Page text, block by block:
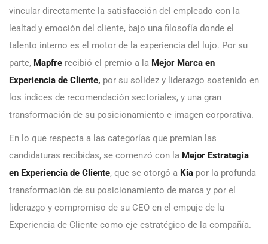
vincular directamente la satisfacción del empleado con la
lealtad y emoción del cliente, bajo una filosofía donde el
talento interno es el motor de la experiencia del lujo. Por su
parte, Mapfre recibió el premio a la Mejor Marca en
Experiencia de Cliente, por su solidez y liderazgo sostenido en
los índices de recomendación sectoriales, y una gran
transformación de su posicionamiento e imagen corporativa.
En lo que respecta a las categorías que premian las
candidaturas recibidas, se comenzó con la Mejor Estrategia
en Experiencia de Cliente, que se otorgó a Kia por la profunda
transformación de su posicionamiento de marca y por el
liderazgo y compromiso de su CEO en el empuje de la
Experiencia de Cliente como eje estratégico de la compañía.